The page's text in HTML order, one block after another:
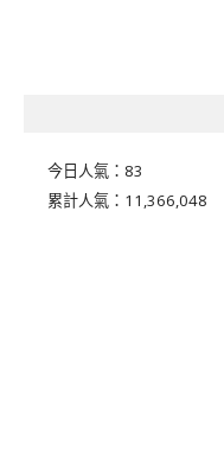
今日人氣： 83
累計人氣： 11,366,048